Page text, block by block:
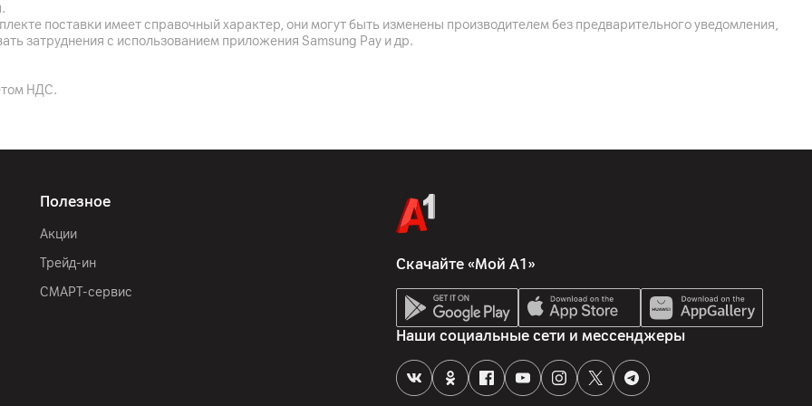
поставки имеет справочный характер, они могут быть изменены производителем без предварительного уведомления,
затруднения с использованием приложения Samsung Pay и др.
НДС.
Полезное
Акции
Трейд-ин
СМАРТ-сервис
Скачайте «Мой А1»
Наши социальные сети и мессенджеры